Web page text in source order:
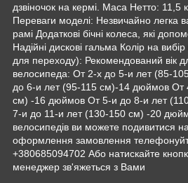
дзвіночок на кермі. Маса Нетто: 11,5
Переваги моделі: Незвичайно легка
рамі Додаткові бічні колеса, які
Надійні дискові гальма Колір на
для переходу): Рекомендований вік
велосипеда: От 2-х до 5-и лет (85-
до 6-и лет (95-115 см)-14 дюймов От
см) -16 дюймов От 5-и до 8-и лет
7-и до 11-и лет (130-150 см) -20
велосипедів ви можете подивитися
оформлення замовлення
+380685094702 Або натискайте
менеджер зв'яжеться з Вами